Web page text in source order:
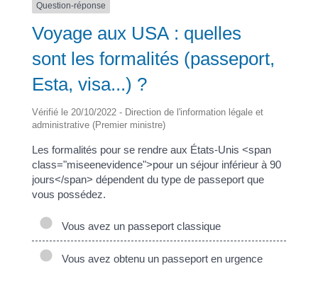
Question-réponse
Voyage aux USA : quelles
sont les formalités (passeport,
Esta, visa...) ?
Vérifié le 20/10/2022 - Direction de l'information légale et
administrative (Premier ministre)
Les formalités pour se rendre aux États-Unis <span
class="miseenevidence">pour un séjour inférieur à 90
jours</span> dépendent du type de passeport que
vous possédez.
Vous avez un passeport classique
Vous avez obtenu un passeport en urgence